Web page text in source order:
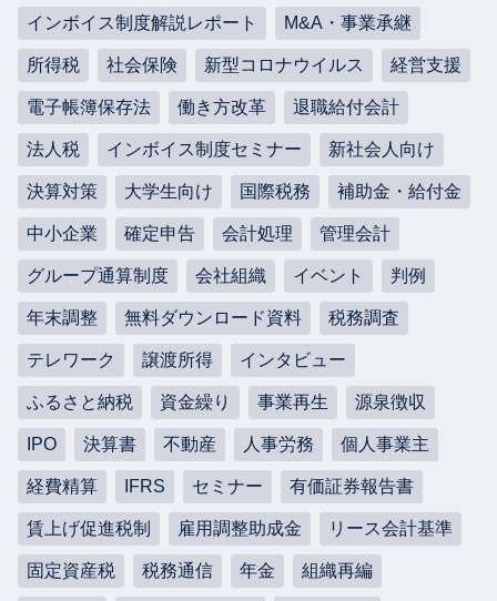
インボイス制度解説レポート M&A・事業承継
所得税 社会保険 新型コロナウイルス 経営支援
電子帳簿保存法 働き方改革 退職給付会計
法人税 インボイス制度セミナー 新社会人向け
決算対策 大学生向け 国際税務 補助金・給付金
中小企業 確定申告 会計処理 管理会計
グループ通算制度 会社組織 イベント 判例
年末調整 無料ダウンロード資料 税務調査
テレワーク 譲渡所得 インタビュー
ふるさと納税 資金繰り 事業再生 源泉徴収
IPO 決算書 不動産 人事労務 個人事業主
経費精算 IFRS セミナー 有価証券報告書
賃上げ促進税制 雇用調整助成金 リース会計基準
固定資産税 税務通信 年金 組織再編